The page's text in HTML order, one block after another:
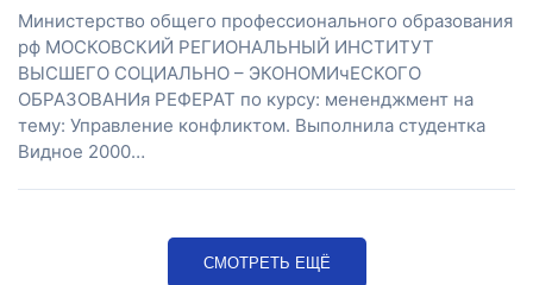
Министерство общего профессионального образования
рф МОСКОВСКИЙ РЕГИОНАЛЬНЫЙ ИНСТИТУТ
ВЫСШЕГО СОЦИАЛЬНО – ЭКОНОМИчЕСКОГО
ОБРАЗОВАНИя РЕФЕРАТ по курсу: мененджмент на
тему: Управление конфликтом. Выполнила студентка
Видное 2000…
СМОТРЕТЬ ЕЩЁ